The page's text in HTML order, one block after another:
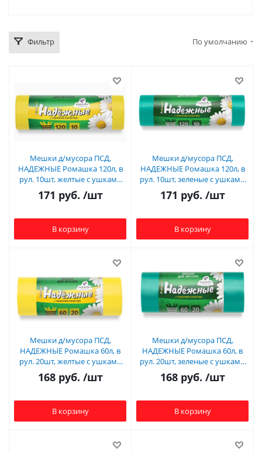
Фильтр По умолчанию
Мешки д/мусора ПСД,
НАДЕЖНЫЕ Ромашка 120л, в
рул. 10шт, желтые с ушками
(24), 16,5мкм, ВЛ-120-05У
171 руб. /шт
В корзину
Мешки д/мусора ПСД,
НАДЕЖНЫЕ Ромашка 120л, в
рул. 10шт, зеленые с ушками
(24), 16,5мкм, ВЛ-120-04У
171 руб. /шт
В корзину
Мешки д/мусора ПСД,
НАДЕЖНЫЕ Ромашка 60л, в
рул. 20шт, желтые с ушками
(20), 15мкм, ВЛ-070-20У
168руб. /шт
В корзину
Мешки д/мусора ПСД,
НАДЕЖНЫЕ Ромашка 60л, в
рул. 20шт, зеленые с ушками
(20), 15мкм, ВЛ-068-20У
168руб. /шт
В корзину